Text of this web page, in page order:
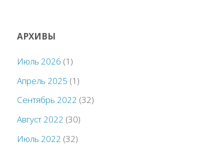
АРХИВЫ
Июль 2026 (1)
Апрель 2025 (1)
Сентябрь 2022 (32)
Август 2022 (30)
Июль 2022 (32)